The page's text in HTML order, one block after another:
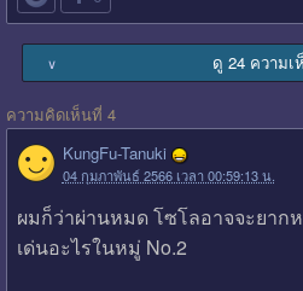
∨ ดู 24 ความเ
ความคิดเห็นที่ 4
KungFu-Tanuki
04 กุมภาพันธ์ 2566 เวลา 00:59:13 น.
ผมก็ว่าผ่านหมด โซโลอาจจะยาก
เด่นอะไรในหมู่ No.2